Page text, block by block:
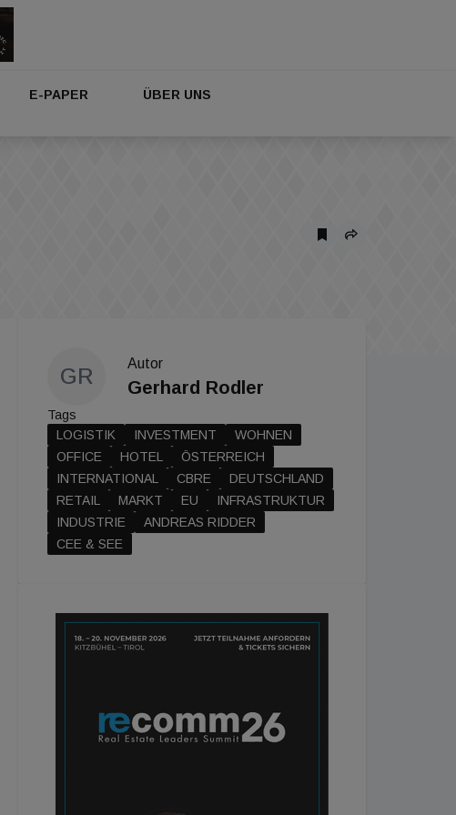
E-PAPER ÜBER UNS
GR
Autor
Gerhard Rodler
Tags
LOGISTIK
INVESTMENT
WOHNEN
OFFICE
HOTEL
ÖSTERREICH
INTERNATIONAL
CBRE
DEUTSCHLAND
RETAIL
MARKT EU
INFRASTRUKTUR
INDUSTRIE
ANDREAS RIDDER
CEE & SEE